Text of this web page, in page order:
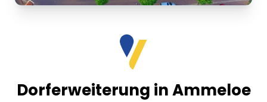
Dorferweiterung in Ammeloe